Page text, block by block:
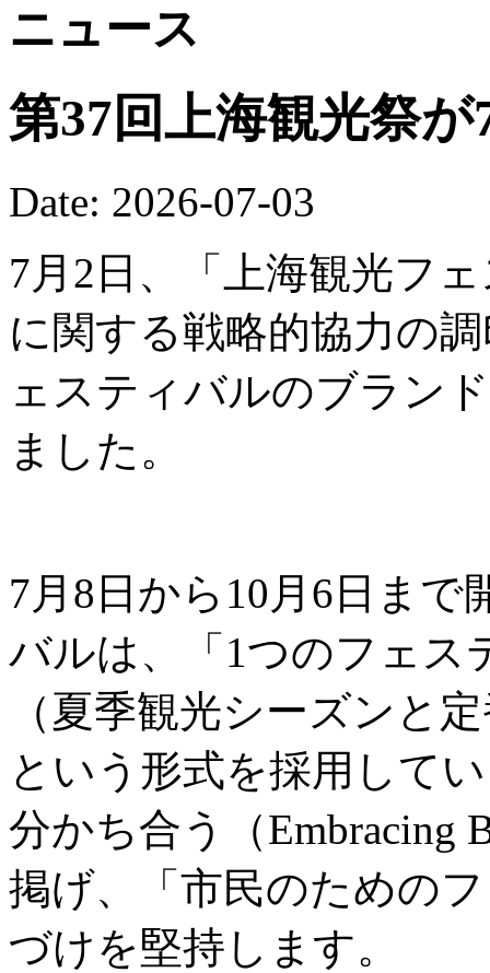
ニュース
第37回上海観光祭
Date: 2026-07-03
7月2日、「上海観光フ
に関する戦略的協力の
ェスティバルのブラン
ました。
7月8日から10月6日ま
バルは、「1つのフェス
（夏季観光シーズンと
という形式を採用して
分かち合う（Embracing
掲げ、「市民のための
づけを堅持します。